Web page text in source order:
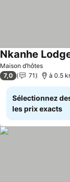
Maison d’hôtes
Nkanhe
7,0 71 à 0.5
Sélectionnez
les prix exacts